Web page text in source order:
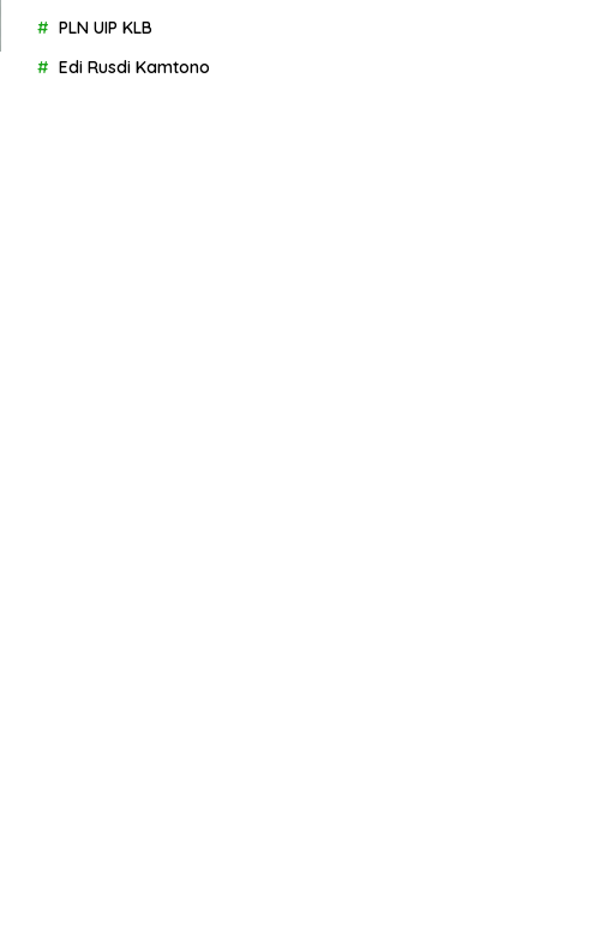
PLN UIP KLB
Edi Rusdi Kamtono